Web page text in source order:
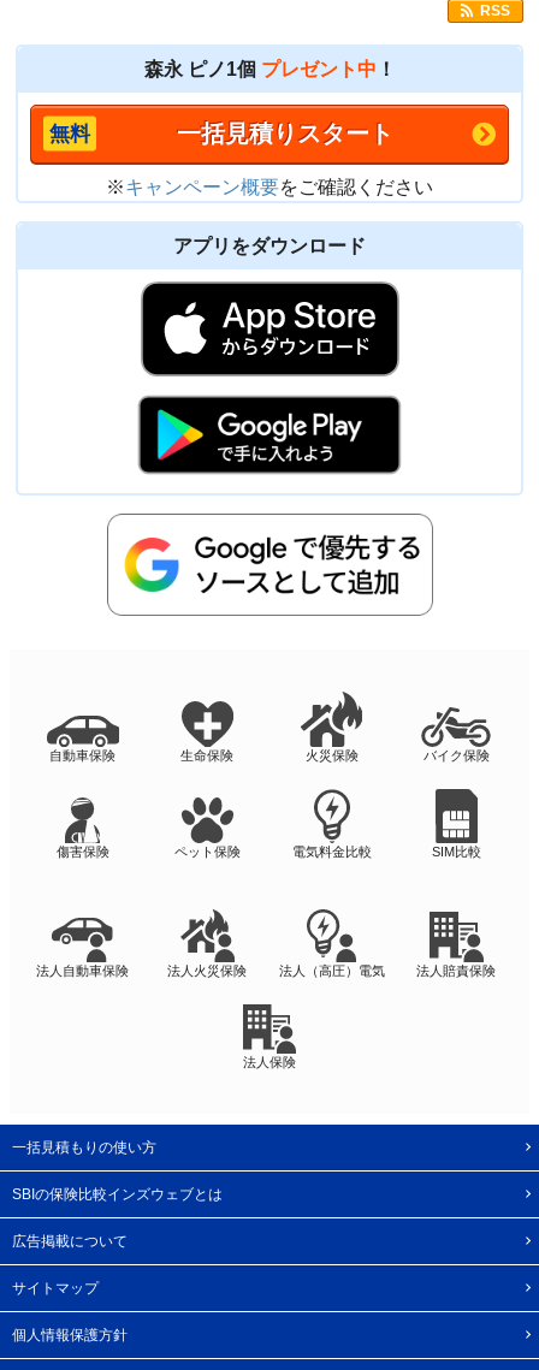
RSS
森永 ピノ1個 プレゼント中 ！
一括見積りスタート
※キャンペーン概要をご確認ください
アプリをダウンロード
自動車保険 生命保険 火災保険 バイク保険
傷害保険 ペット保険 電気料金比較 SIM比較
法人自動車保険 法人火災保険 法人（高圧）電気 法人賠責保険
法人保険
一括見積もりの使い方
SBIの保険比較インズウェブとは
広告掲載について
サイトマップ
個人情報保護方針